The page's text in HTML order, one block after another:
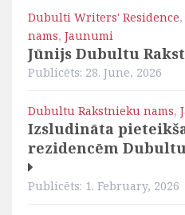
Dubulti Writers' Residence,
nams, Jaunumi
Jūnijs Dubultu
Publicēts: 28. June, 2026
Dubultu Rakstnieku nams,
Izsludināta
rezidencēm
Publicēts: 1. February, 2026